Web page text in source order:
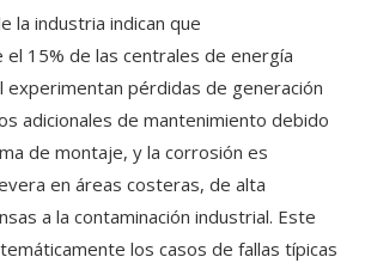
la industria indican que
15% de las centrales de energía
experimentan pérdidas de generación
adicionales de mantenimiento debido
de montaje, y la corrosión es
en áreas costeras, de alta
a la contaminación industrial. Este
los casos de fallas típicas